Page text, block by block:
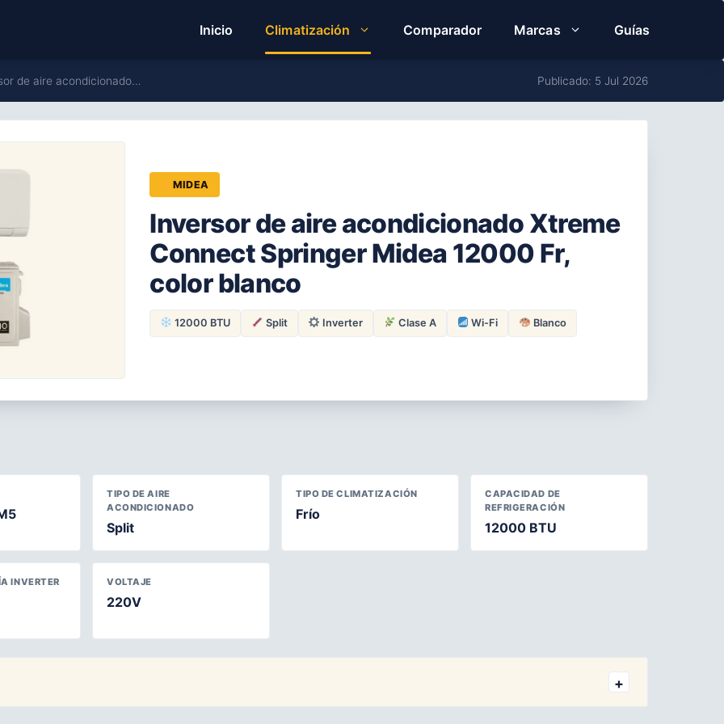
Inicio Climatización Comparador Marcas Guías
de aire acondicionado… Publicado: 5 Jul 2026
MIDEA
Inversor de aire acondicionado Xtreme
Connect Springer Midea 12000 Fr,
color blanco
12000 BTU Split Inverter Clase A Wi-Fi Blanco
TIPO DE AIRE
ACONDICIONADO
Split
TIPO DE CLIMATIZACIÓN
Frío
CAPACIDAD DE
REFRIGERACIÓN
12000 BTU
INVERTER VOLTAJE
220V